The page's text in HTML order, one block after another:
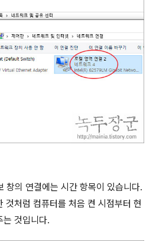
창의 연결에는 시간 항목이 있습니다.
것처럼 컴퓨터를 처음 켠 시점부터 현
는 것입니다.